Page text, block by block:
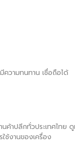
ความทนทาน เชื่อถือได้
นค้าปลีกทั่วประเทศไทย
ช้งานของเครื่อง